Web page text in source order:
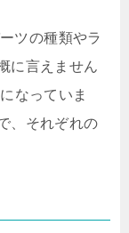
ツの種類やラ
に言えません
なっていま
、それぞれの